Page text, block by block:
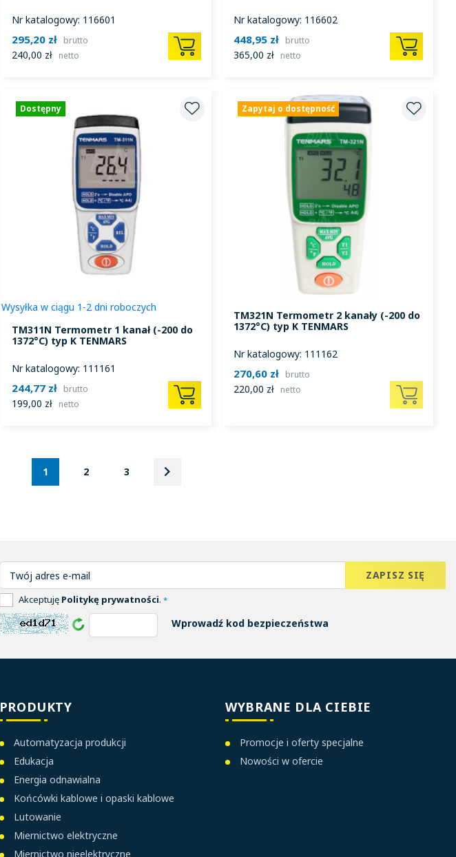
Nr katalogowy: 116601
295,20 zł brutto
240,00 zł netto
Nr katalogowy: 116602
448,95 zł brutto
365,00 zł netto
Dostępny
Wysyłka w ciągu 1-2 dni roboczych
TM311N Termometr 1 kanał (-200 do
1372°C) typ K TENMARS
Nr katalogowy: 111161
244,77 zł brutto
199,00 zł netto
Zapytaj o dostępność
TM321N Termometr 2 kanały (-200 do
1372°C) typ K TENMARS
Nr katalogowy: 111162
270,60 zł brutto
220,00 zł netto
1 2 3 keyboard_arrow_rightNastępny
Akceptuję Politykę prywatności. *
Wprowadź kod bezpieczeństwa
PRODUKTY
Automatyzacja produkcji
Edukacja
Energia odnawialna
Końcówki kablowe i opaski kablowe
Lutowanie
Miernictwo elektryczne
Miernictwo nieelektryczne
WYBRANE DLA CIEBIE
Promocje i oferty specjalne
Nowości w ofercie